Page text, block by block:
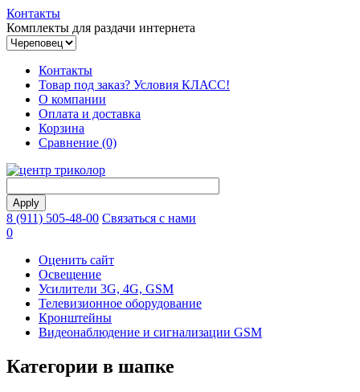
Контакты
Комплекты для раздачи интернета
Контакты
Товар под заказ? Условия КЛАСС!
О компании
Оплата и доставка
Корзина
Сравнение (0)
8 (911) 505-48-00 Связаться с нами
0
Оценить сайт
Освещение
Усилители 3G, 4G, GSM
Телевизионное оборудование
Кронштейны
Видеонаблюдение и сигнализации GSM
Категории в шапке